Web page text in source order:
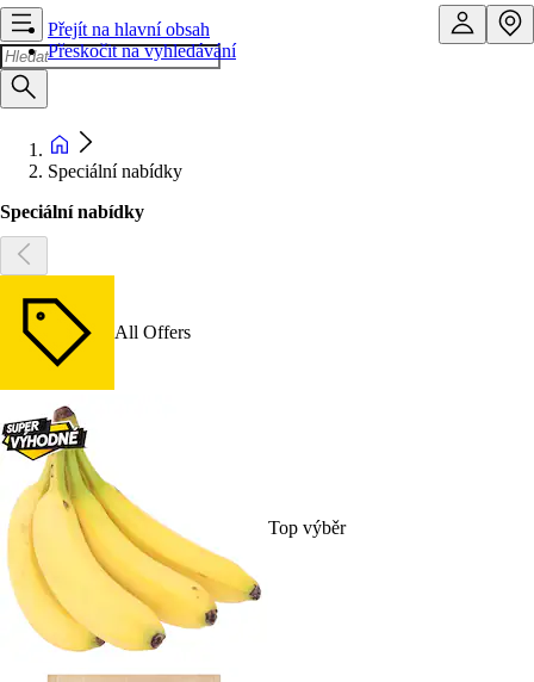
Přejít na hlavní obsah
Přeskočit na vyhledávání
Speciální nabídky
Speciální nabídky
All Offers
Top výběr